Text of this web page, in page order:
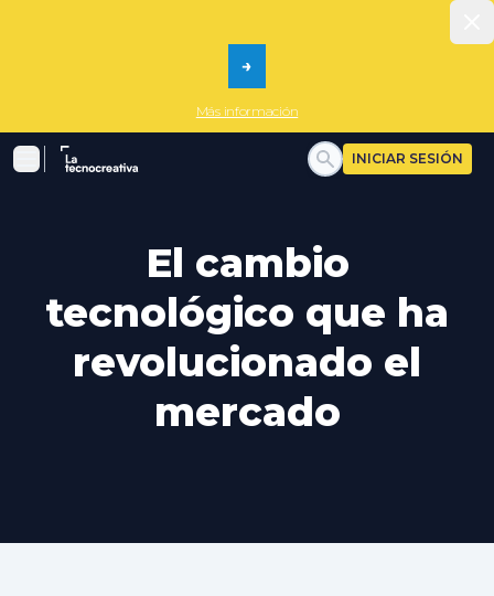
→
Más información
Menu
La tecnocreativa INICIAR SESIÓN
El cambio
tecnológico que ha
revolucionado el
mercado